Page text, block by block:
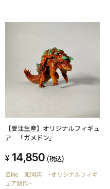
【受注生産】オリジナルフィギュ
ア 「ガメドン」
14,850 (税込)
姿Me 祇園店 ~オリジナルフィギ
ュア制作~